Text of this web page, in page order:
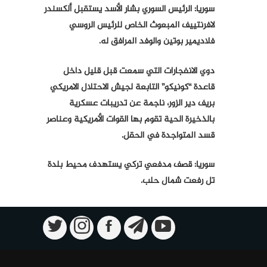
سوريا: الرئيس السوري بشار الأسد يستقبل ألكسندر
لافرنتييف المبعوث الخاص للرئيس الروسي
فلاديمير بوتين والوفد المرافق له.
دوي الانفجارات التي سمعت قبل قليل داخل
قاعدة “كونيكو” التابعة لجيش الاحتلال الامريكي
بريف دير الزور، ناجمة عن تدريبات عسكرية
بالذخيرة الحية تقوم بها القوات الأمريكية وعناصر
قسد المتواجدة في الحقل.
سوريا: قصف مدفعي تركي يستهدف محيط بلدة
تل رفعت شمال حلب.